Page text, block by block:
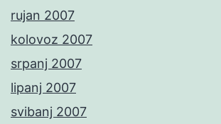
rujan 2007
kolovoz 2007
srpanj 2007
lipanj 2007
svibanj 2007